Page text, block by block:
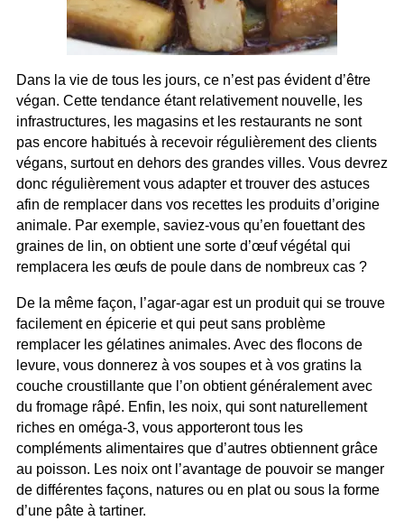
Dans la vie de tous les jours, ce n’est pas évident d’être
végan. Cette tendance étant relativement nouvelle, les
infrastructures, les magasins et les restaurants ne sont
pas encore habitués à recevoir régulièrement des clients
végans, surtout en dehors des grandes villes. Vous devrez
donc régulièrement vous adapter et trouver des astuces
afin de remplacer dans vos recettes les produits d’origine
animale. Par exemple, saviez-vous qu’en fouettant des
graines de lin, on obtient une sorte d’œuf végétal qui
remplacera les œufs de poule dans de nombreux cas ?
De la même façon, l’agar-agar est un produit qui se trouve
facilement en épicerie et qui peut sans problème
remplacer les gélatines animales. Avec des flocons de
levure, vous donnerez à vos soupes et à vos gratins la
couche croustillante que l’on obtient généralement avec
du fromage râpé. Enfin, les noix, qui sont naturellement
riches en oméga-3, vous apporteront tous les
compléments alimentaires que d’autres obtiennent grâce
au poisson. Les noix ont l’avantage de pouvoir se manger
de différentes façons, natures ou en plat ou sous la forme
d’une pâte à tartiner.